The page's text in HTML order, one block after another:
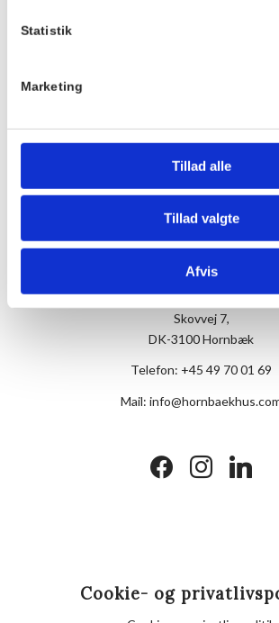
Statistik
Marketing
Tillad alle
Tillad valgte
Afvis
Hornbækhus
3100
+4549700169
Skovvej 7,
DK-3100 Hornbæk
Telefon: +45 49 70 01 69
Mail:
facebookinstagramlinkedin
Cookie- og